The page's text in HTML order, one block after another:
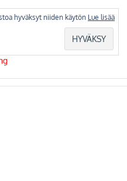
hyväksyt niiden käytön Lue lisää